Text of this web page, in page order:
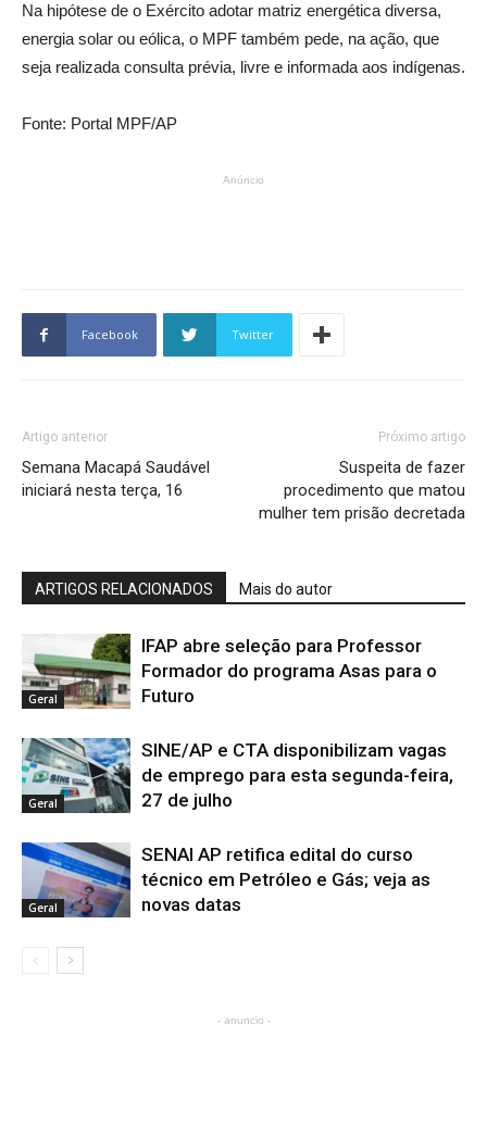
Na hipótese de o Exército adotar matriz energética diversa,
energia solar ou eólica, o MPF também pede, na ação, que
seja realizada consulta prévia, livre e informada aos indígenas.
Fonte: Portal MPF/AP
Anúncio
Facebook Twitter
Artigo anterior
Semana Macapá Saudável
iniciará nesta terça, 16
Próximo artigo
Suspeita de fazer
procedimento que matou
mulher tem prisão decretada
ARTIGOS RELACIONADOS Mais do autor
Geral
IFAP abre seleção para Professor
Formador do programa Asas para o
Futuro
Geral
SINE/AP e CTA disponibilizam vagas
de emprego para esta segunda-feira,
27 de julho
Geral
SENAI AP retifica edital do curso
técnico em Petróleo e Gás; veja as
novas datas
- anuncio -